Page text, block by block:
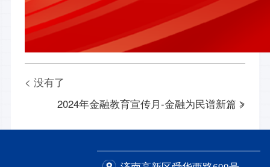
< 没有了
2024年金融教育宣传月-金融为民谱新篇 >